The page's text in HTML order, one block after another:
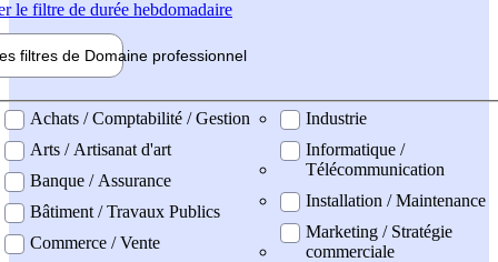
le filtre de durée hebdomadaire
filtres de Domaine professionnel
professionel
Achats / Comptabilité / Gestion
Arts / Artisanat d'art
Banque / Assurance
Bâtiment / Travaux Publics
Commerce / Vente
Industrie
Informatique /
Télécommunication
Installation / Maintenance
Marketing / Stratégie
commerciale